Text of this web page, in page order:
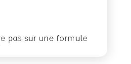
pas sur une formule